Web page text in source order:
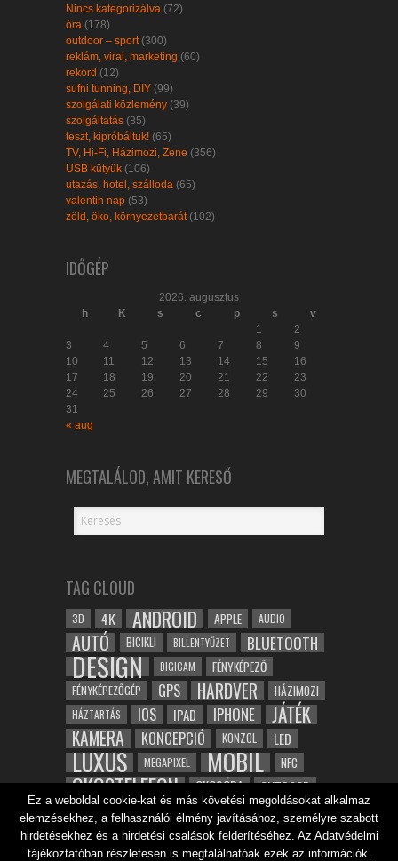
Nincs kategorizálva (72)
óra (178)
outdoor – sport (300)
reklám, viral, marketing (60)
rekord (12)
sufni tunning, DIY (99)
szolgálati közlemény (39)
szolgáltatás (85)
teszt, kipróbáltuk! (65)
TV, Hi-Fi, Házimozi, Zene (356)
USB kütyük (106)
utazás, hotel, szálloda (65)
valentin nap (53)
zöld, öko, környezetbarát (102)
IDŐGÉP
2026. augusztus
h
K s c p s
v
1
2
3
4 5 6 7 8
9
10
11 12 13 14 15
16
17
18 19 20 21 22
23
24
25 26 27 28 29
30
31
« aug
MEGTALÁLOD, AMIT KERESŐ
TAG CLOUD
3D 4K ANDROID APPLE AUDIO
AUTÓ BICIKLI BILLENTYŰZET BLUETOOTH
DESIGN DIGICAM FÉNYKÉPEZŐ
FÉNYKÉPEZŐGÉP GPS HARDVER HÁZIMOZI
HÁZTARTÁS IOS IPAD IPHONE JÁTÉK
KAMERA KONCEPCIÓ KONZOL LED
LUXUS MEGAPIXEL MOBIL NFC
OKOSTELEFON OKOSÓRA OUTDOOR
ROBOT SAMSUNG SPORT TABLET
TESZT VIDEÓ VÍZÁLLÓ WIFI ZENE ZÖLD
Ez a weboldal cookie-kat és más követési megoldásokat alkalmaz
elemzésekhez, a felhasználói élmény javításához, személyre szabott
hirdetésekhez és a hirdetési csalások felderítéséhez. Az Adatvédelmi
tájékoztatóban részletesen is megtalálhatóak ezek az információk.